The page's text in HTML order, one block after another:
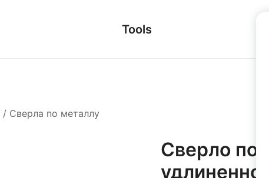
Tools
/ Сверла по металлу
Сверло по